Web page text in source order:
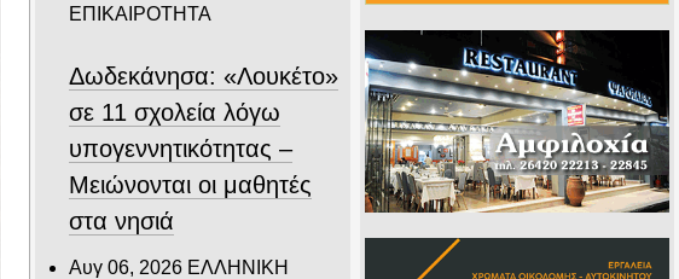
ΕΠΙΚΑΙΡΟΤΗΤΑ
Δωδεκάνησα: «Λουκέτο»
σε 11 σχολεία λόγω
υπογεννητικότητας –
Μειώνονται οι μαθητές
στα νησιά
Αυγ 06, 2026 ΕΛΛΗΝΙΚΗ